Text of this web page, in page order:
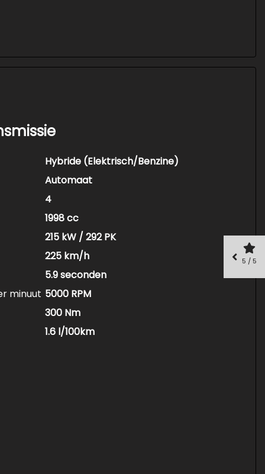
Hybride (Elektrisch/Benzine)
Automaat
4
1998 cc
215 kW / 292 PK
225 km/h
5.9 seconden
minuut 5000 RPM
300 Nm
1.6 l/100km
5 / 5